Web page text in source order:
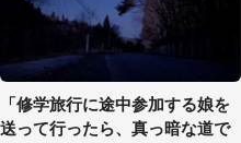
「修学旅行に途中参加する娘を
送って行ったら、真っ暗な道で